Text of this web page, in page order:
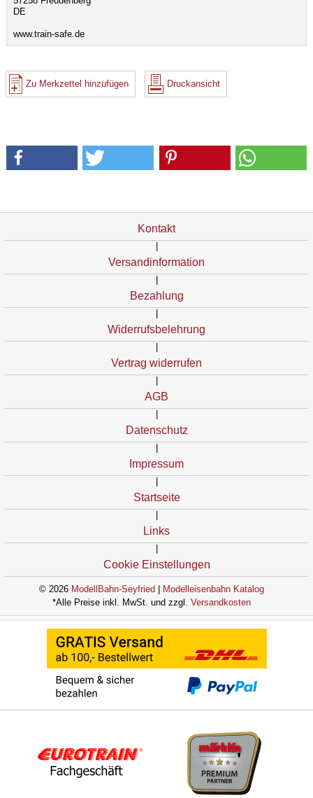
DE
www.train-safe.de
Zu Merkzettel hinzufügen Druckansicht
Kontakt
Versandinformation
Bezahlung
Widerrufsbelehrung
Vertrag widerrufen
AGB
Datenschutz
Impressum
Startseite
Links
Cookie Einstellungen
© 2026 ModellBahn-Seyfried
Modelleisenbahn Katalog
*Alle Preise inkl. MwSt. und zzgl. Versandkosten